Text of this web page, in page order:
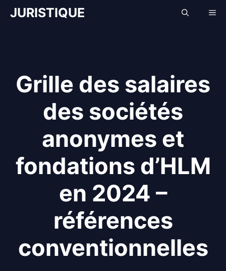
AllerJURISTIQUE
Grille des salaires
des sociétés
anonymes et
fondations d’HLM
en 2024 –
références
conventionnelles